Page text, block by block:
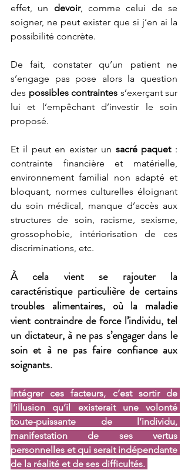
effet, un devoir, comme celui de se
soigner, ne peut exister que si j’en ai la
possibilité concrète.
De fait, constater qu’un patient ne
s’engage pas pose alors la question
des possibles contraintes s’exerçant sur
lui et l’empêchant d’investir le soin
proposé.
Et il peut en exister un sacré paquet :
contrainte financière et matérielle,
environnement familial non adapté et
bloquant, normes culturelles éloignant
du soin médical, manque d’accès aux
structures de soin, racisme, sexisme,
grossophobie, intériorisation de ces
discriminations, etc.
À cela vient se rajouter la
caractéristique particulière de certains
troubles alimentaires, où la maladie
vient contraindre de force l’individu, tel
un dictateur, à ne pas s’engager dans le
soin et à ne pas faire confiance aux
soignants.
Intégrer ces facteurs, c’est sortir de
l’illusion qu’il existerait une volonté
toute-puissante de l’individu,
manifestation de ses vertus
personnelles et qui serait indépendante
de la réalité et de ses difficultés.